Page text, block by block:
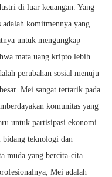
di luar keuangan. Yang
adalah komitmennya yang
untuk mengungkap
mata uang kripto lebih
perubahan sosial menuju
Mei sangat tertarik pada
komunitas yang
untuk partisipasi ekonomi.
bidang teknologi dan
muda yang bercita-cita
Mei adalah